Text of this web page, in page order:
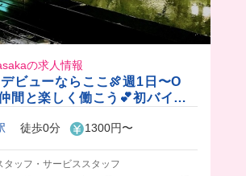
の求人情報
ビューならここ🍖週1日〜O
間と楽しく働こう💕初バイト
徒歩0分 1300円〜
タッフ・サービススタッフ